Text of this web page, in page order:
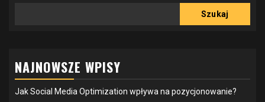
Szukaj
NAJNOWSZE WPISY
Jak Social Media Optimization wpływa na pozycjonowanie?